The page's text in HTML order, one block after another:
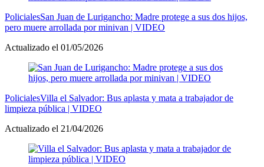
PolicialesSan Juan de Lurigancho: Madre protege a sus dos hijos,
pero muere arrollada por minivan | VIDEO
Actualizado el 01/05/2026
PolicialesVilla el Salvador: Bus aplasta y mata a trabajador de
limpieza pública | VIDEO
Actualizado el 21/04/2026